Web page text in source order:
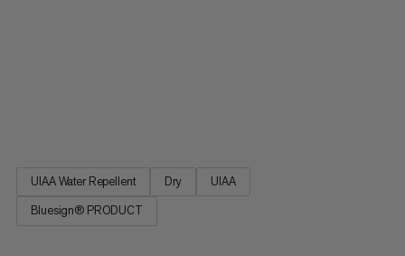
UIAA Water Repellent Dry
UIAA
Bluesign® PRODUCT